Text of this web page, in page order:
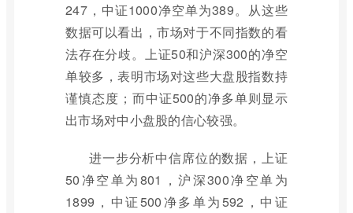
247，中证1000净空单为389。从这些
数据可以看出，市场对于不同指数的看
法存在分歧。上证50和沪深300的净空
单较多，表明市场对这些大盘股指数持
谨慎态度；而中证500的净多单则显示
出市场对中小盘股的信心较强。
进一步分析中信席位的数据，上证
50净空单为801，沪深300净空单为
1899，中证500净多单为592，中证